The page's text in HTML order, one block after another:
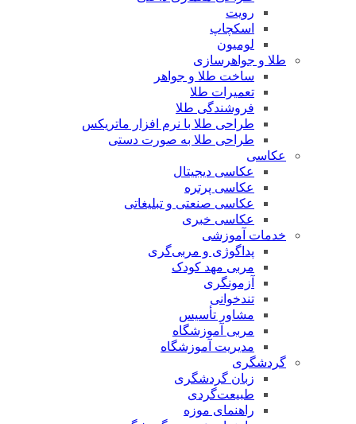
رویت
اسکچاپ
لومیون
طلا و جواهرسازی
ساخت طلا و جواهر
تعمیرات طلا
فروشندگی طلا
طراحی طلا با نرم افزار ماتریکس
طراحی طلا به صورت دستی
عکاسی
عکاسی دیجیتال
عکاسی پرتره
عکاسی صنعتی و تبلیغاتی
عکاسی خبری
خدمات آموزشی
پداگوژی و مربی‌گری
مربی مهد کودک
آزمونگری
تندخوانی
مشاور تأسیس
مربی آموزشگاه
مدیریت آموزشگاه
گردشگری
زبان گردشگری
طبیعت‌گردی
راهنمای موزه